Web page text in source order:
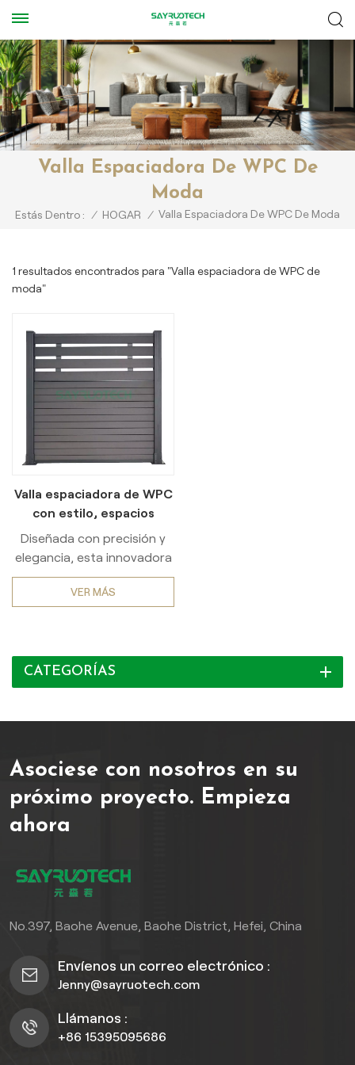
Valla Espaciadora De WPC De
Moda
Estás Dentro : / HOGAR / Valla Espaciadora De WPC De Moda
1 resultados encontrados para "Valla espaciadora de WPC de
moda"
Valla espaciadora de WPC
con estilo, espacios
personalizables,
configuración rápida
Diseñada con precisión y
elegancia, esta innovadora
solución de cercado
combina estilo y
primera calidad, diseñada
para mejorar la privacidad y
máxima expresión del lujo y
la sofisticación con la cerca
espaciadora WPC, donde la
belleza se une a la
VER MÁS
CATEGORÍAS
Asociese con nosotros en su
próximo proyecto. Empieza
ahora
No.397, Baohe Avenue, Baohe District, Hefei, China
Envíenos un correo electrónico :
Jenny@sayruotech.com
Llámanos :
+86 15395095686